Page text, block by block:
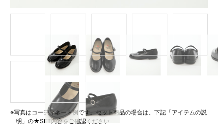
※写真はコーディネート例です。セット商品の場合は、下記「アイテムの説
明」の★SET内容をご確認ください